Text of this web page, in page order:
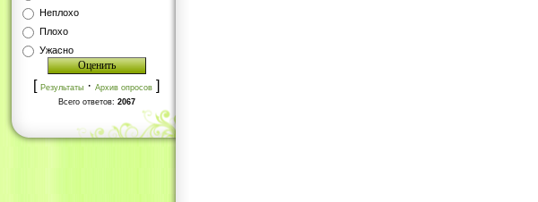
Неплохо
Плохо
Ужасно
[ Результаты · Архив опросов ]
Всего ответов: 2067